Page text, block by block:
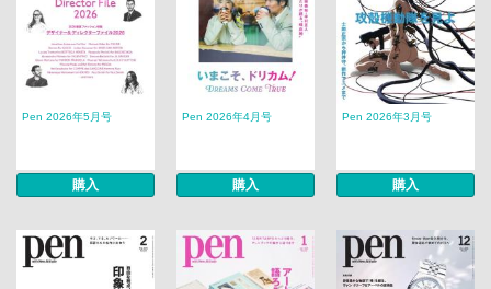
Pen 2026年5月号
購入
Pen 2026年4月号
購入
Pen 2026年3月号
購入